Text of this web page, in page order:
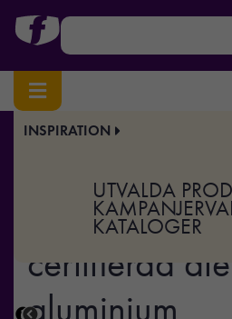
INSPIRATION
UTVALDA
KAMPANJER
KATALOGER
Hem/Pennor/ Miljöpennor
Amisk
certifierad
aluminium